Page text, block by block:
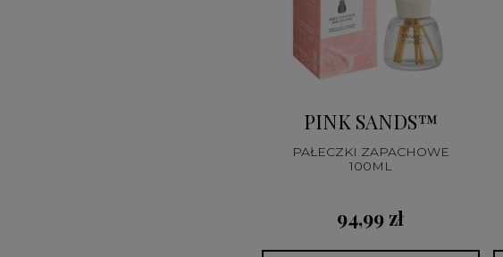
PINK SANDS™
PAŁECZKI ZAPACHOWE
100ML
94,99 zł